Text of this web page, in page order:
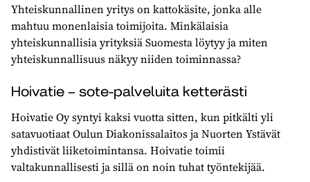
Yhteiskunnallinen yritys on kattokäsite, jonka alle
mahtuu monenlaisia toimijoita. Minkälaisia
yhteiskunnallisia yrityksiä Suomesta löytyy ja miten
yhteiskunnallisuus näkyy niiden toiminnassa?
Hoivatie – sote-palveluita ketterästi
Hoivatie Oy syntyi kaksi vuotta sitten, kun pitkälti yli
satavuotiaat Oulun Diakonissalaitos ja Nuorten Ystävät
yhdistivät liiketoimintansa. Hoivatie toimii
valtakunnallisesti ja sillä on noin tuhat työntekijää.